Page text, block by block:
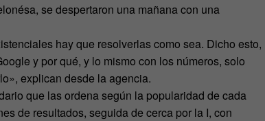
se despertaron una mañana con una
hay que resolverlas como sea. Dicho esto,
y por qué, y lo mismo con los números, solo
explican desde la agencia.
que las ordena según la popularidad de cada
de resultados, seguida de cerca por la I, con